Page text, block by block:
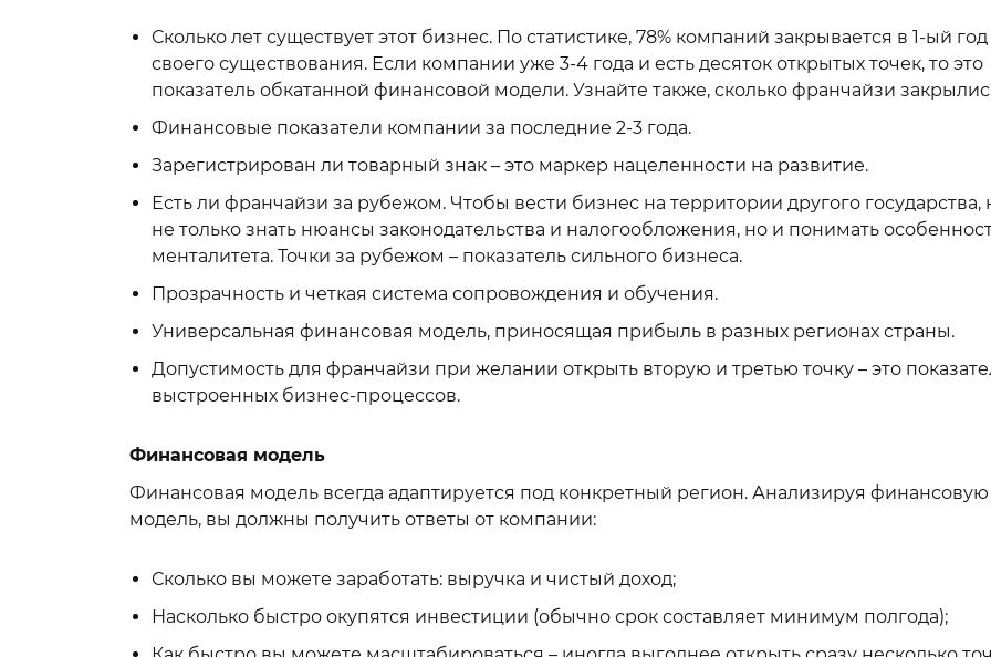
Сколько лет существует этот бизнес. По статистике, 78% компаний закрывается в 1-ый год
своего существования. Если компании уже 3-4 года и есть десяток открытых точек, то это
показатель обкатанной финансовой модели. Узнайте также, сколько франчайзи
Финансовые показатели компании за последние 2-3 года.
Зарегистрирован ли товарный знак – это маркер нацеленности на развитие.
Есть ли франчайзи за рубежом. Чтобы вести бизнес на территории другого государства,
не только знать нюансы законодательства и налогообложения, но и понимать
менталитета. Точки за рубежом – показатель сильного бизнеса.
Прозрачность и четкая система сопровождения и обучения.
Универсальная финансовая модель, приносящая прибыль в разных регионах страны.
Допустимость для франчайзи при желании открыть вторую и третью точку – это
выстроенных бизнес-процессов.
Финансовая модель
Финансовая модель всегда адаптируется под конкретный регион. Анализируя финансовую
модель, вы должны получить ответы от компании:
Сколько вы можете заработать: выручка и чистый доход;
Насколько быстро окупятся инвестиции (обычно срок составляет минимум полгода);